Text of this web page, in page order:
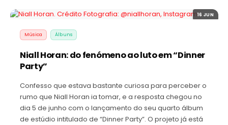
16 JUN
Música Álbuns
Niall Horan: do fenómeno ao luto em “Dinner
Party”
Confesso que estava bastante curiosa para perceber o
rumo que Niall Horan ia tomar, e a resposta chegou no
dia 5 de junho com o lançamento do seu quarto álbum
de estúdio intitulado de “Dinner Party”. O projeto já está